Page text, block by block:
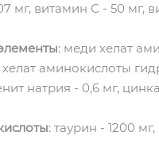
мг, витамин С - 50 мг,
: меди хелат
аминокислоты
натрия - 0,6 мг,
: таурин - 1200